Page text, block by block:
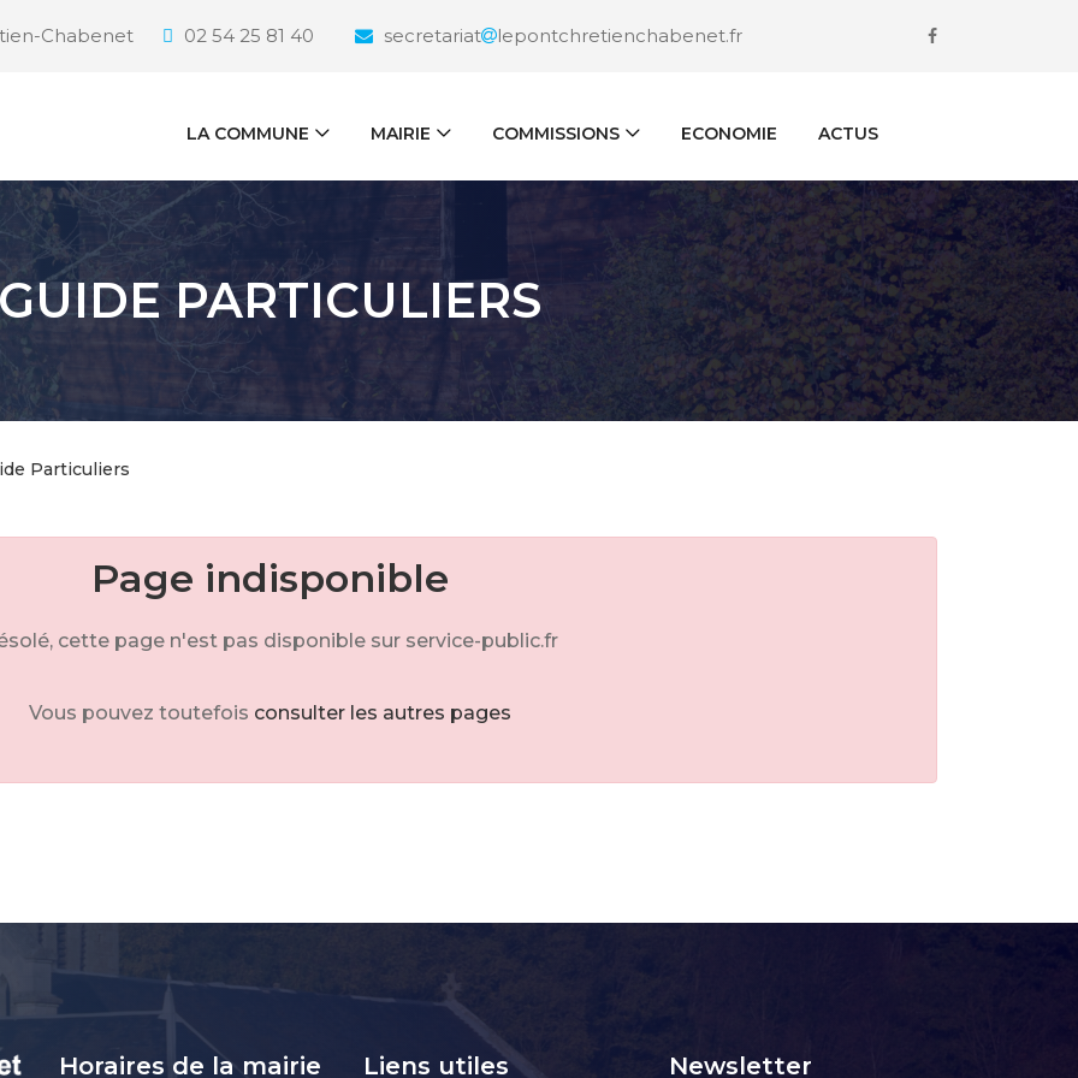
Chabenet 02 54 25 81 40 secretariat lepontchretienchabenet.fr
LA COMMUNE MAIRIE COMMISSIONS ECONOMIE ACTUS
PARTICULIERS
Particuliers
Page indisponible
cette page n'est pas disponible sur service-public.fr
Vous pouvez toutefois consulter les autres pages
Horaires de la mairie Liens utiles Newsletter